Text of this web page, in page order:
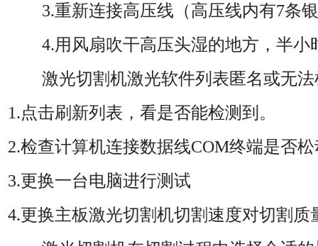
3.重新连接高压线（高压线内有7条
4.用风扇吹干高压头湿的地方，半小
激光切割机激光软件列表匿名或无
1.点击刷新列表，看是否能检测到。
2.检查计算机连接数据线COM终端是否
3.更换一台电脑进行测试
4.更换主板激光切割机切割速度对切割质